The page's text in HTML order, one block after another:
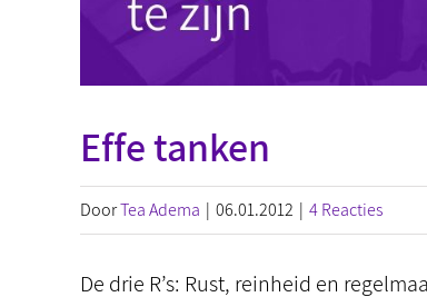
Effe tanken
DoorTea Adema | 06.01.2012 | 4 Reacties
De drie R’s: Rust, reinheid en